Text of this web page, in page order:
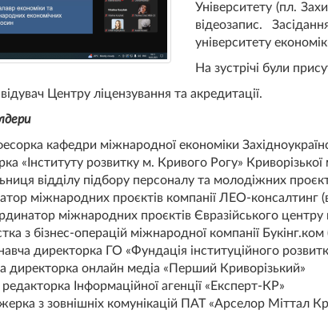
Університету (пл.
відеозапис.
університету
На зустрічі були
Центру ліцензування та акредитації.
кафедри міжнародної економіки
«Інституту розвитку м. Кривого Рогу» Криворізької
відділу підбору персоналу та молодіжних
міжнародних проєктів компанії ЛЕО-консалтинг
міжнародних проєктів Євразійського центру
з бізнес-операцій міжнародної компанії
директорка ГО «Фундація інституційного
онлайн медіа «Перший Криворізький»
Інформаційної агенції «Експерт-КР»
з зовнішніх комунікацій ПАТ «Арселор Міттал